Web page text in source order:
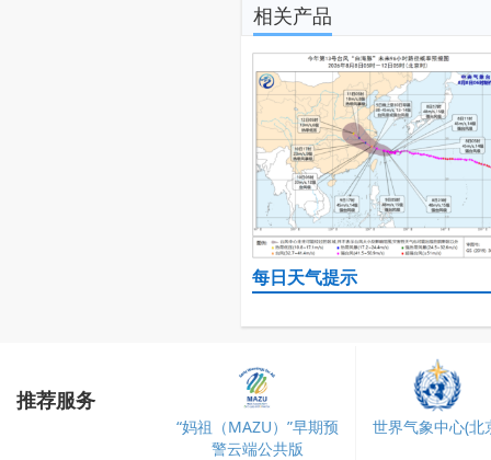
相关产品
每日天气提示
推荐服务
“妈祖（MAZU）”早期预
警云端公共版
世界气象中心(北